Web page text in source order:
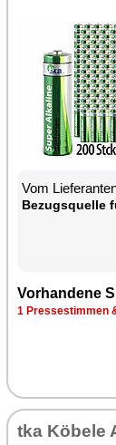
Vom
Bezugsquelle
Vorhandene
1 Pressestimmen
tka Köbele